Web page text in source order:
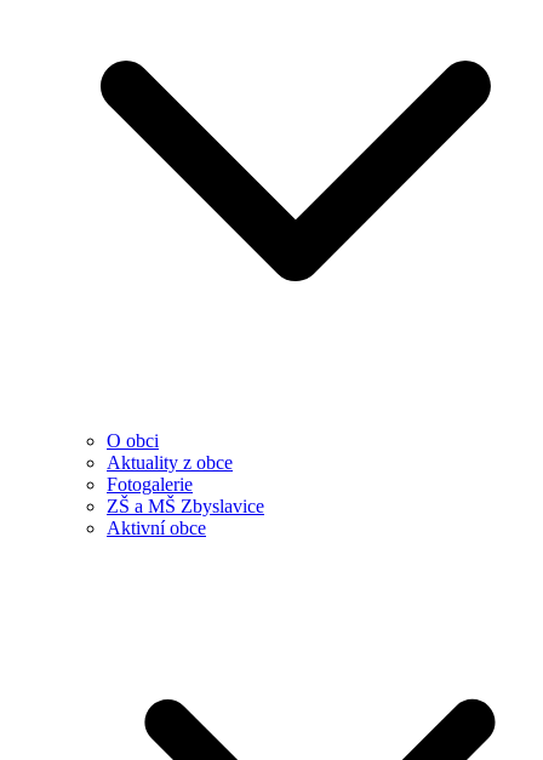
O obci
Aktuality z obce
Fotogalerie
ZŠ a MŠ Zbyslavice
Aktivní obce